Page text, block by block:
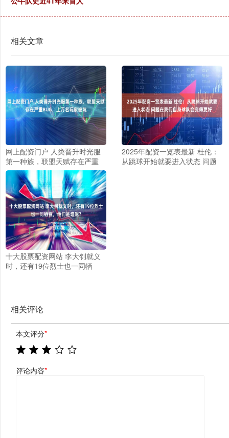
相关文章
网上配资门户 人类晋升时光服
第一种族，联盟天赋存在严重
BUG，上万名玩家被坑
2025年配资一览表最新 杜伦：
从跳球开始就要进入状态 问题
十大股票配资网站 李大钊就义
时，还有19位烈士也一同牺
相关评论
本文评分*
评论内容*